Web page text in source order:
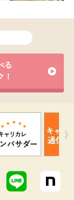
る
！
Instagram